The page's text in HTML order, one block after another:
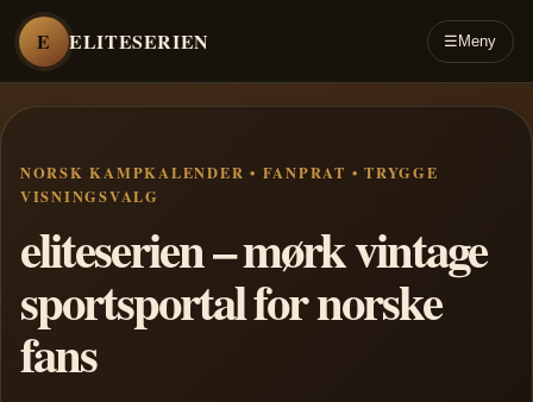
E ELITESERIEN ☰ Meny
NORSK KAMPKALENDER • FANPRAT • TRYGGE
VISNINGSVALG
eliteserien – mørk vintage
sportsportal for norske
fans